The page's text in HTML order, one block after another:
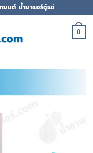
ยนต์ น้ำยาแอร์ตู้แช่
0